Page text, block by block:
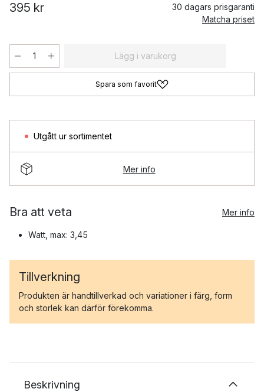
395 kr
30 dagars prisgaranti
Matcha priset
Lägg i varukorg
Spara som favorit
Utgått ur sortimentet
Mer info
Bra att veta Mer info
Watt, max: 3,45
Tillverkning
Produkten är handtillverkad och variationer i färg, form
och storlek kan därför förekomma.
Beskrivning